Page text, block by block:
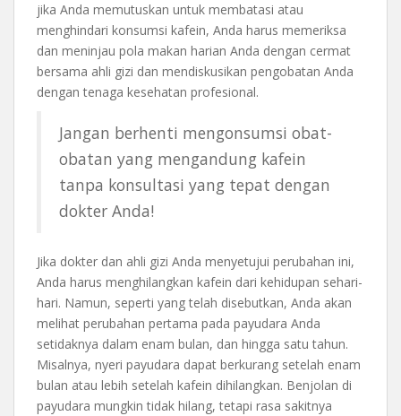
jika Anda memutuskan untuk membatasi atau
menghindari konsumsi kafein, Anda harus memeriksa
dan meninjau pola makan harian Anda dengan cermat
bersama ahli gizi dan mendiskusikan pengobatan Anda
dengan tenaga kesehatan profesional.
Jangan berhenti mengonsumsi obat-
obatan yang mengandung kafein
tanpa konsultasi yang tepat dengan
dokter Anda!
Jika dokter dan ahli gizi Anda menyetujui perubahan ini,
Anda harus menghilangkan kafein dari kehidupan sehari-
hari. Namun, seperti yang telah disebutkan, Anda akan
melihat perubahan pertama pada payudara Anda
setidaknya dalam enam bulan, dan hingga satu tahun.
Misalnya, nyeri payudara dapat berkurang setelah enam
bulan atau lebih setelah kafein dihilangkan. Benjolan di
payudara mungkin tidak hilang, tetapi rasa sakitnya